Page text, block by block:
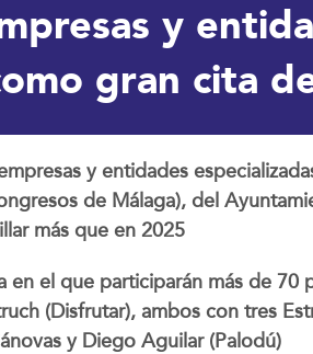
y
gran cita
y entidades
de Málaga), del
más que en 2025
el que participarán más de
(Disfrutar), ambos con tres
y Diego Aguilar (Palodú)